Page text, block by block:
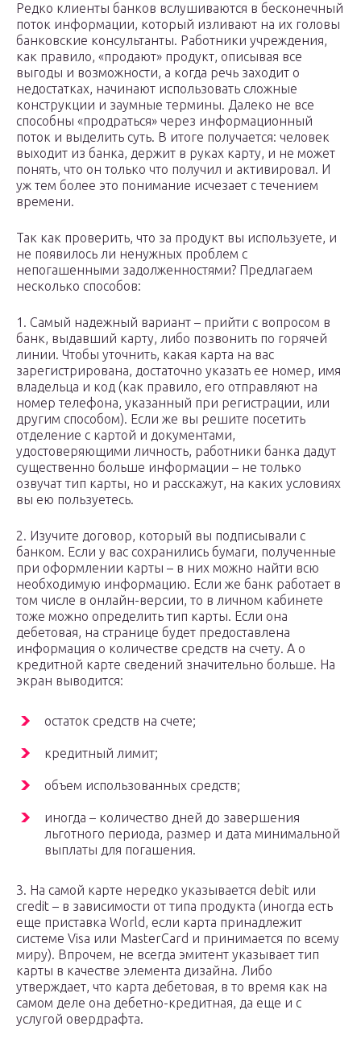
Редко клиенты банков вслушиваются в бесконечный
поток информации, который изливают на их головы
банковские консультанты. Работники учреждения,
как правило, «продают» продукт, описывая все
выгоды и возможности, а когда речь заходит о
недостатках, начинают использовать сложные
конструкции и заумные термины. Далеко не все
способны «продраться» через информационный
поток и выделить суть. В итоге получается: человек
выходит из банка, держит в руках карту, и не может
понять, что он только что получил и активировал. И
уж тем более это понимание исчезает с течением
времени.
Так как проверить, что за продукт вы используете, и
не появилось ли ненужных проблем с
непогашенными задолженностями? Предлагаем
несколько способов:
1. Самый надежный вариант – прийти с вопросом в
банк, выдавший карту, либо позвонить по горячей
линии. Чтобы уточнить, какая карта на вас
зарегистрирована, достаточно указать ее номер, имя
владельца и код (как правило, его отправляют на
номер телефона, указанный при регистрации, или
другим способом). Если же вы решите посетить
отделение с картой и документами,
удостоверяющими личность, работники банка дадут
существенно больше информации – не только
озвучат тип карты, но и расскажут, на каких условиях
вы ею пользуетесь.
2. Изучите договор, который вы подписывали с
банком. Если у вас сохранились бумаги, полученные
при оформлении карты – в них можно найти всю
необходимую информацию. Если же банк работает в
том числе в онлайн-версии, то в личном кабинете
тоже можно определить тип карты. Если она
дебетовая, на странице будет предоставлена
информация о количестве средств на счету. А о
кредитной карте сведений значительно больше. На
экран выводится:
остаток средств на счете;
кредитный лимит;
объем использованных средств;
иногда – количество дней до завершения
льготного периода, размер и дата минимальной
выплаты для погашения.
3. На самой карте нередко указывается debit или
credit – в зависимости от типа продукта (иногда есть
еще приставка World, если карта принадлежит
системе Visa или MasterCard и принимается по всему
миру). Впрочем, не всегда эмитент указывает тип
карты в качестве элемента дизайна. Либо
утверждает, что карта дебетовая, в то время как на
самом деле она дебетно-кредитная, да еще и с
услугой овердрафта.